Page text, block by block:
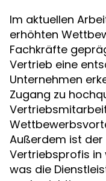
Im aktuellen
erhöhten
Fachkräfte
Vertrieb eine
Unternehmen
Zugang zu
Außerdem ist
Vertriebsprofis in
was die